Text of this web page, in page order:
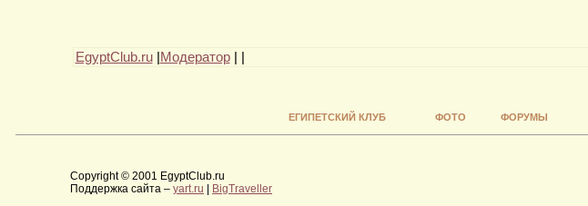
EgyptClub.ru| Модератор|
ЕГИПЕТСКИЙ КЛУБ ФОТО ФОРУМЫ
Copyright © 2001 EgyptClub.ru
Поддержка сайта – yart.ru | BigTraveller